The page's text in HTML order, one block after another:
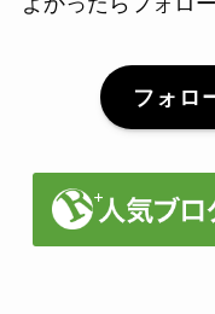
フォロ